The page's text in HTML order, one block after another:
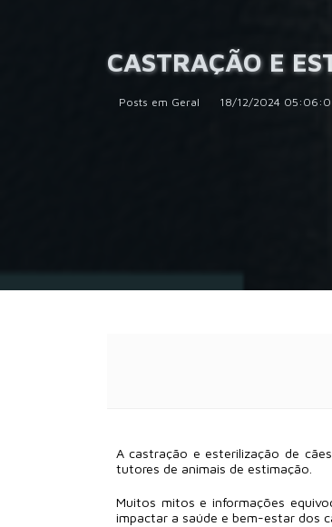
CASTRAÇÃO E
Posts em Geral 18/12/2024
A castração e esterilização de
tutores de animais de estimação.
Muitos mitos e informações
impactar a saúde e bem-estar dos